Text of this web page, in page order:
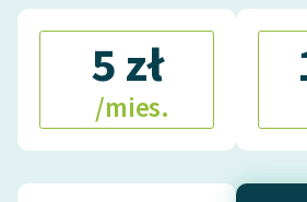
5 zł
/mies.